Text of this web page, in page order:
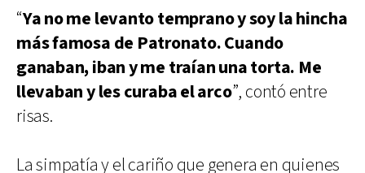
“Ya no me levanto temprano y soy la hincha
más famosa de Patronato. Cuando
ganaban, iban y me traían una torta. Me
llevaban y les curaba el arco”, contó entre
risas.
La simpatía y el cariño que genera en quienes